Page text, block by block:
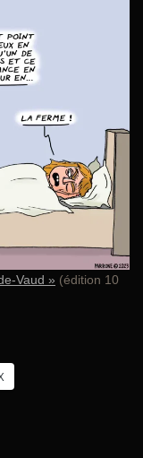
Vaud » (édition 10